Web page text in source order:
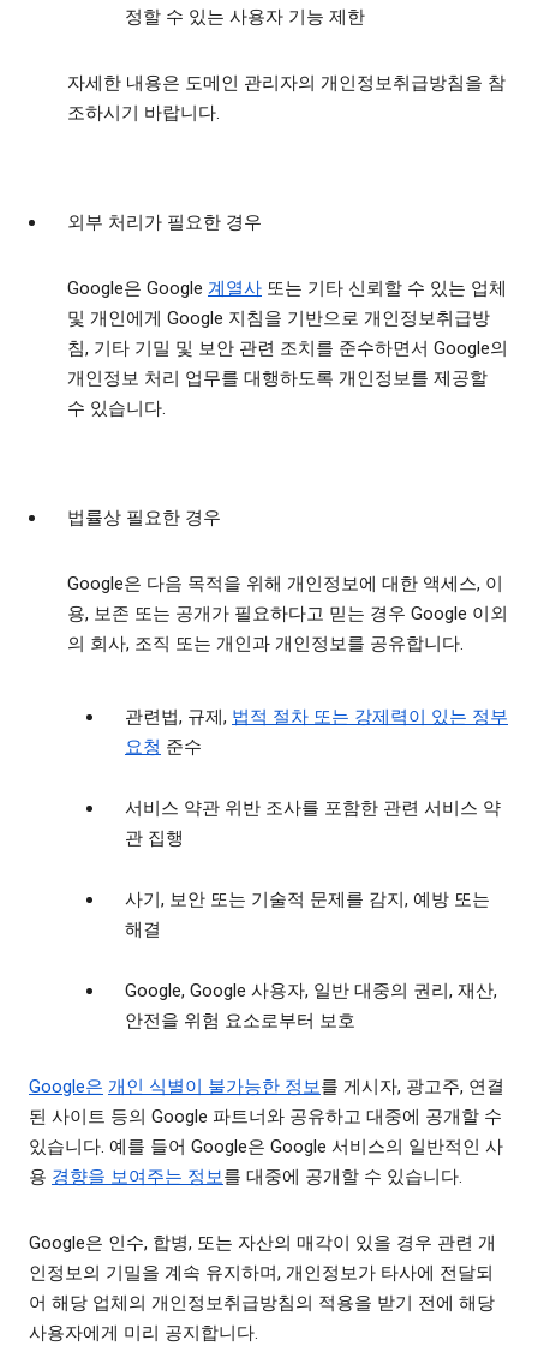
정할 수 있는 사용자 기능 제한
자세한 내용은 도메인 관리자의 개인정보취급방침을 참
조하시기 바랍니다.
외부 처리가 필요한 경우
Google은 Google 계열사 또는 기타 신뢰할 수 있는 업체
및 개인에게 Google 지침을 기반으로 개인정보취급방
침, 기타 기밀 및 보안 관련 조치를 준수하면서 Google의
개인정보 처리 업무를 대행하도록 개인정보를 제공할
수 있습니다.
법률상 필요한 경우
Google은 다음 목적을 위해 개인정보에 대한 액세스, 이
용, 보존 또는 공개가 필요하다고 믿는 경우 Google 이외
의 회사, 조직 또는 개인과 개인정보를 공유합니다.
관련법, 규제, 법적 절차 또는 강제력이 있는 정부
요청 준수
서비스 약관 위반 조사를 포함한 관련 서비스 약
관 집행
사기, 보안 또는 기술적 문제를 감지, 예방 또는
해결
Google, Google 사용자, 일반 대중의 권리, 재산,
안전을 위험 요소로부터 보호
Google은 개인 식별이 불가능한 정보를 게시자, 광고주, 연결
된 사이트 등의 Google 파트너와 공유하고 대중에 공개할 수
있습니다. 예를 들어 Google은 Google 서비스의 일반적인 사
용 경향을 보여주는 정보를 대중에 공개할 수 있습니다.
Google은 인수, 합병, 또는 자산의 매각이 있을 경우 관련 개
인정보의 기밀을 계속 유지하며, 개인정보가 타사에 전달되
어 해당 업체의 개인정보취급방침의 적용을 받기 전에 해당
사용자에게 미리 공지합니다.